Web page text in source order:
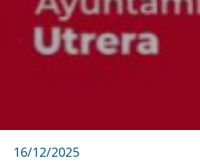
16/12/2025